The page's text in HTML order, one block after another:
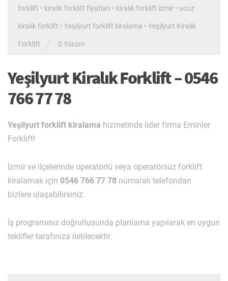
forklift • kiralık forklift fiyatları • kiralık forklift izmir • ucuz
kiralık forklift • Yeşilyurt forklift kiralama • Yeşilyurt Kiralık
Forklift 0 Yorum
Yeşilyurt Kiralık Forklift – 0546
766 77 78
Yeşilyurt forklift kiralama hizmetinde lider firma Eminler
Forklift!
İzmir ve ilçelerinde operatörlü veya operatörsüz forklift
kiralamak için 0546 766 77 78 numaralı telefondan
bizlere ulaşabilirsiniz.
İş programınız doğrultusunda planlama yapılarak en uygun
teklifler tarafınıza iletilecektir.